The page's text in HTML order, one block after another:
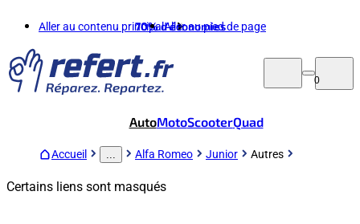
Aller au contenu principalAller au pied de page
70%d'économies
0
AutoMotoScooterQuad
Accueil Alfa Romeo Junior Autres
Certains liens sont masqués